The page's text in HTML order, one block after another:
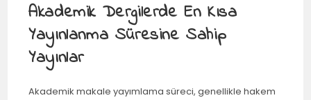
Akademik Dergilerde En Kısa
Yayınlanma Süresine Sahip
Yayınlar
Akademik makale yayımlama süreci, genellikle hakem